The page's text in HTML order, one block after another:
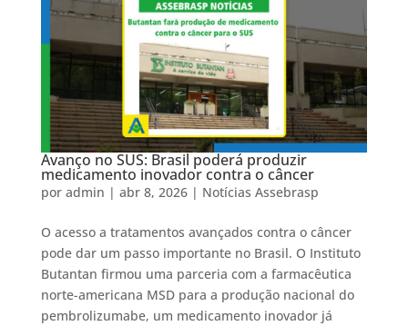
Avanço no SUS: Brasil poderá produzir
medicamento inovador contra o câncer
por admin | abr 8, 2026| Notícias Assebrasp
O acesso a tratamentos avançados contra o câncer
pode dar um passo importante no Brasil. O Instituto
Butantan firmou uma parceria com a farmacêutica
norte-americana MSD para a produção nacional do
pembrolizumabe, um medicamento inovador já